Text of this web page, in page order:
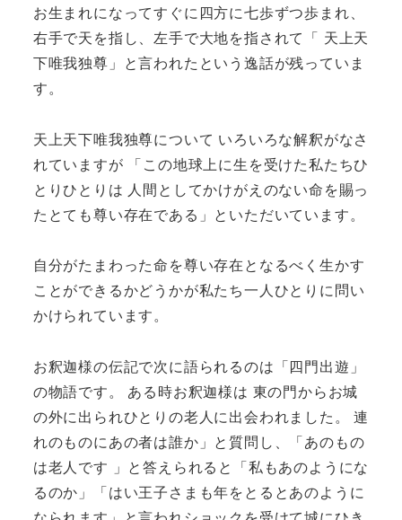
お生まれになってすぐに四方に七歩ずつ歩まれ、
右手で天を指し、左手で大地を指されて「 天上天
下唯我独尊」と言われたという逸話が残っていま
す。
天上天下唯我独尊について いろいろな解釈がなさ
れていますが 「この地球上に生を受けた私たちひ
とりひとりは 人間としてかけがえのない命を賜っ
たとても尊い存在である」といただいています。
自分がたまわった命を尊い存在となるべく生かす
ことができるかどうかが私たち一人ひとりに問い
かけられています。
お釈迦様の伝記で次に語られるのは「四門出遊」
の物語です。 ある時お釈迦様は 東の門からお城
の外に出られひとりの老人に出会われました。 連
れのものにあの者は誰か」と質問し、「あのもの
は老人です 」と答えられると「私もあのようにな
るのか」「はい王子さまも年をとるとあのように